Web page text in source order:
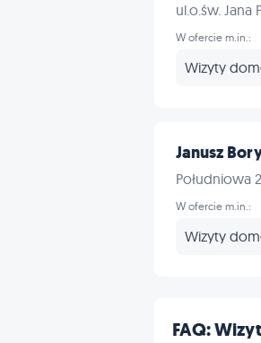
ul.o.św. Jana
W ofercie m.in.:
Wizyty
Janusz
Południowa
W ofercie m.in.:
Wizyty
FAQ: